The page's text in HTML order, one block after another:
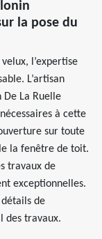
la pose du
l’expertise
L’artisan
De La Ruelle
à cette
sur toute
la fenêtre de toit.
travaux de
exceptionnelles.
de
des travaux.